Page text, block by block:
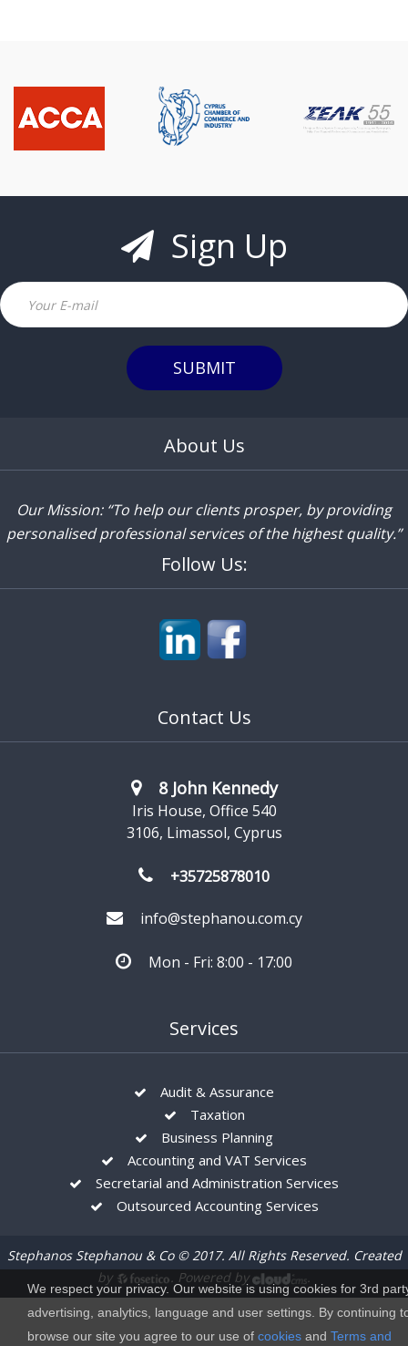
Sign Up
SUBMIT
About Us
Our Mission: “To help our clients prosper, by providing
personalised professional services of the highest quality.”
Follow Us:
Contact Us
8 John Kennedy
Iris House, Office 540
3106, Limassol, Cyprus
+35725878010
info@stephanou.com.cy
Mon - Fri: 8:00 - 17:00
Services
Audit & Assurance
Taxation
Business Planning
Accounting and VAT Services
Secretarial and Administration Services
Outsourced Accounting Services
Stephanos Stephanou & Co © 2017. All Rights Reserved. Created
by
. Powered by .
We respect your privacy. Our website is using cookies for 3rd
advertising, analytics, language and user settings. By continuing
browse our site you agree to our use of cookies and Terms and